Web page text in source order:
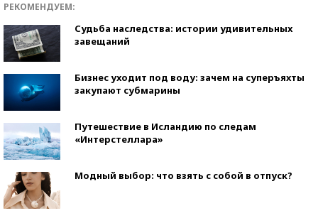
РЕКОМЕНДУЕМ:
Судьба наследства: истории удивительных
завещаний
Бизнес уходит под воду: зачем на суперъяхты
закупают субмарины
Путешествие в Исландию по следам
«Интерстеллара»
Модный выбор: что взять с собой в отпуск?